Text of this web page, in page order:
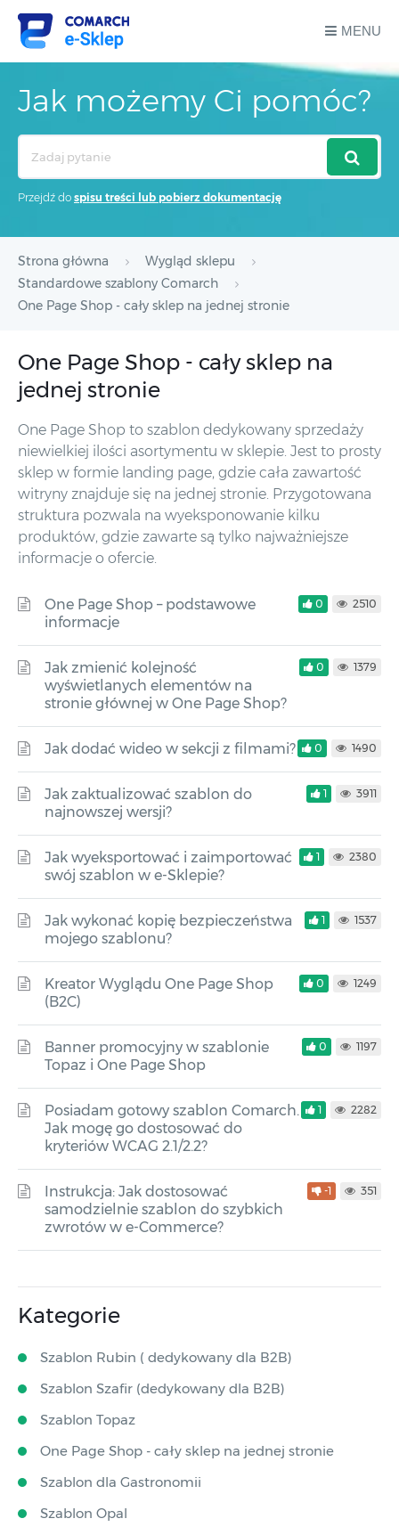
MENU
Jak możemy Ci pomóc?
Przejdź do spisu treści lub pobierz dokumentację
Strona główna
Wygląd sklepu
Standardowe szablony Comarch
One Page Shop - cały sklep na jednej stronie
One Page Shop - cały sklep na
jednej stronie
One Page Shop to szablon dedykowany sprzedaży
niewielkiej ilości asortymentu w sklepie. Jest to prosty
sklep w formie landing page, gdzie cała zawartość
witryny znajduje się na jednej stronie. Przygotowana
struktura pozwala na wyeksponowanie kilku
produktów, gdzie zawarte są tylko najważniejsze
informacje o ofercie.
One Page Shop – podstawowe
informacje
0 2510
Jak zmienić kolejność
wyświetlanych elementów na
stronie głównej w One Page Shop?
0 1379
Jak dodać wideo w sekcji z filmami? 0 1490
Jak zaktualizować szablon do
najnowszej wersji?
1 3911
Jak wyeksportować i zaimportować
swój szablon w e-Sklepie?
1 2380
Jak wykonać kopię bezpieczeństwa
mojego szablonu?
1 1537
Kreator Wyglądu One Page Shop
(B2C)
0 1249
Banner promocyjny w szablonie
Topaz i One Page Shop
0 1197
Posiadam gotowy szablon Comarch.
Jak mogę go dostosować do
kryteriów WCAG 2.1/2.2?
1 2282
Instrukcja: Jak dostosować
samodzielnie szablon do szybkich
zwrotów w e-Commerce?
-1 351
Kategorie
Szablon Rubin ( dedykowany dla B2B)
Szablon Szafir (dedykowany dla B2B)
Szablon Topaz
One Page Shop - cały sklep na jednej stronie
Szablon dla Gastronomii
Szablon Opal